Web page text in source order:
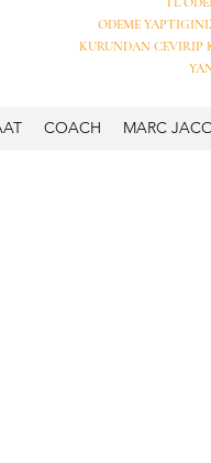
ODEME
KURUNDAN CEVIRIP
COACH MARC